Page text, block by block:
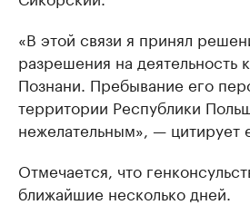
«В этой связи я принял
разрешения на деятельность
Познани. Пребывание его
территории Республики
нежелательным», — цитирует
Отмечается, что
ближайшие несколько дней.